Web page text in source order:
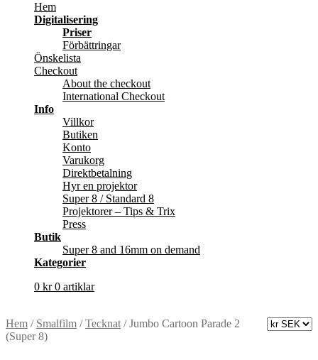
Hem
Digitalisering
Priser
Förbättringar
Önskelista
Checkout
About the checkout
International Checkout
Info
Villkor
Butiken
Konto
Varukorg
Direktbetalning
Hyr en projektor
Super 8 / Standard 8
Projektorer – Tips & Trix
Press
Butik
Super 8 and 16mm on demand
Kategorier
0 kr 0 artiklar
Hem / Smalfilm /Tecknat /Jumbo Cartoon Parade 2
(Super 8)